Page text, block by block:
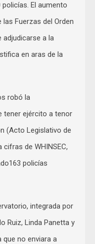
El aumento
Fuerzas del Orden
adjudicarse a la
en aras de la
robó la
tener ejército a tenor
(Acto Legislativo de
cifras de WHINSEC,
policías
integrada por
Ruiz, Linda Panetta y
no enviara a